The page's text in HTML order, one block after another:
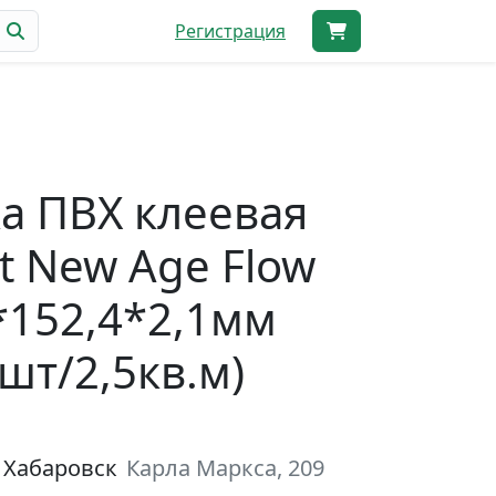
Регистрация
ПВХ клеевая
New Age Flow
2,5кв.м)
Карла Маркса, 209